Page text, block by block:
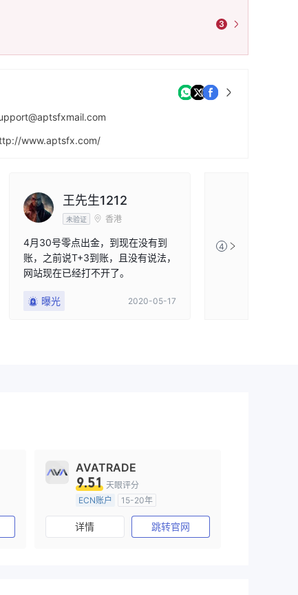
3
www.aptsfx.com/
王先生1212
未验证 香港
4月30号零点出金，到现在没有到
账，之前说T+3到账，且没有说法，
网站现在已经打不开了。
曝光 2020-05-17
4
AVATRADE
9.51 天眼评分
ECN账户
15-20年
澳大利亚监管
全牌照 (MM)
主标MT4
详情 跳转官网